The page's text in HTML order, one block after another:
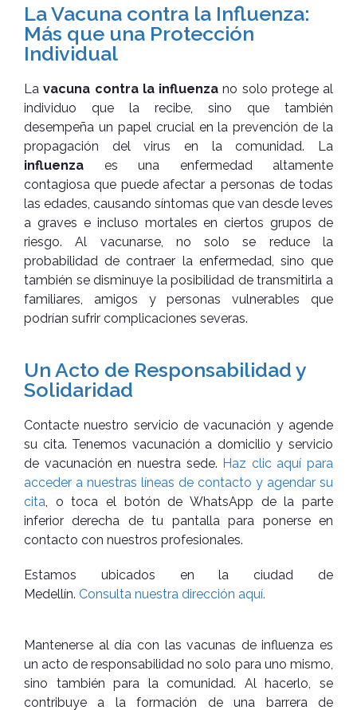
La Vacuna contra la Influenza:
Más que una Protección
Individual
Lavacuna contra la influenzano solo protege al
individuo que la recibe, sino que también
desempeña un papel crucial en la prevención de la
propagación del virus en la comunidad. La
influenza es una enfermedad altamente
contagiosa que puede afectar a personas de todas
las edades, causando síntomas que van desde leves
a graves e incluso mortales en ciertos grupos de
riesgo. Al vacunarse, no solo se reduce la
probabilidad de contraer la enfermedad, sino que
también se disminuye la posibilidad de transmitirla a
familiares, amigos y personas vulnerables que
podrían sufrir complicaciones severas.
Un Acto de Responsabilidad y
Solidaridad
Contacte nuestro servicio de vacunación y agende
su cita. Tenemos vacunación a domicilio y servicio
de vacunación en nuestra sede. Haz clic aquí para
acceder a nuestras líneas de contacto y agendar su
cita , o toca el botón de WhatsApp de la parte
inferior derecha de tu pantalla para ponerse en
contacto con nuestros profesionales.
Estamos ubicados en la ciudad de
Medellín. Consulta nuestra dirección aquí.
Mantenerse al día con las vacunas de influenza es
un acto de responsabilidad no solo para uno mismo,
sino también para la comunidad. Al hacerlo, se
contribuye a la formación de una barrera de